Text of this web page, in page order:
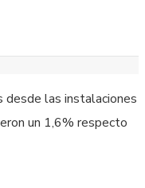
las instalaciones
un 1,6% respecto